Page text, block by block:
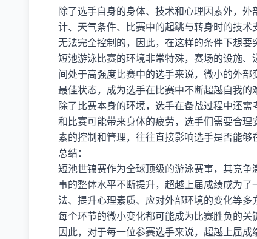
除了选手自身的身体、技术和心理因素外，
计、天气条件、比赛中的起跳与转身时的技
无法完全控制的，因此，在这样的条件下想要
短池游泳比赛的环境非常特殊，赛场的设施
间处于高强度比赛中的选手来说，微小的外
最佳状态，成为选手在比赛中不断超越自我的
除了比赛本身的环境，选手在备战过程中还
和比赛可能带来身体的疲劳，选手们需要合
素的控制和管理，往往直接影响选手是否能够
总结：
短池世锦赛作为全球顶级的游泳赛事，其竞
事的整体水平不断提升，超越上届成绩成为
法、提升心理素质、应对外部环境的变化等
每个环节的微小变化都可能成为比赛胜负的关
因此，对于每一位参赛选手来说，超越上届